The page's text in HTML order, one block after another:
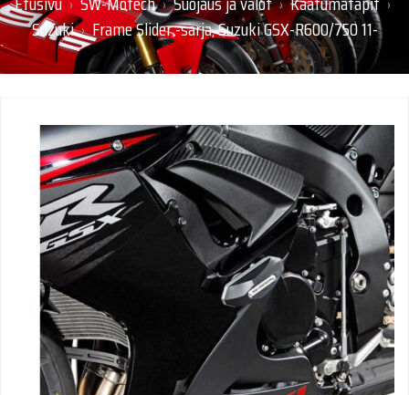
› › › ›
Suzuki › Frame Slider -sarja, Suzuki GSX-R600/750 11-